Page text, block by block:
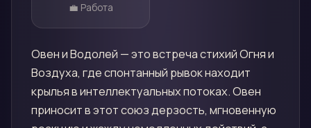
💼 Работа
Овен и Водолей — это встреча стихий Огня и
Воздуха, где спонтанный рывок находит
крылья в интеллектуальных потоках. Овен
приносит в этот союз дерзость, мгновенную